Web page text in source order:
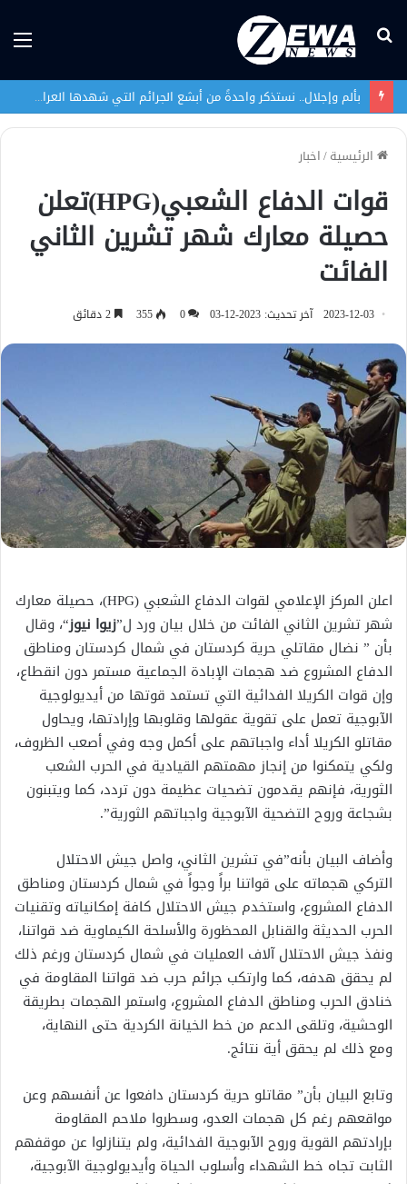
بحث
بألم وإجلال.. نستذكر واحدةً من أبشع الجرائم التي شهدها العراق في تاريخه الحديث
الرئيسية/اخبار
قوات الدفاع الشعبي(HPG)تعلن
حصيلة معارك شهر تشرين الثاني
الفائت
2023-12-03 آخر تحديث: 2023-12-03 0
355
اعلن المركز الإعلامي لقوات الدفاع الشعبي (HPG)، حصيلة معارك
شهر تشرين الثاني الفائت من خلال بيان ورد ل”زيوا نيوز“، وقال
بأن ” نضال مقاتلي حرية كردستان في شمال كردستان ومناطق
الدفاع المشروع ضد هجمات الإبادة الجماعية مستمر دون انقطاع،
وإن قوات الكريلا الفدائية التي تستمد قوتها من أيديولوجية
الآبوجية تعمل على تقوية عقولها وقلوبها وإرادتها، ويحاول
مقاتلو الكريلا أداء واجباتهم على أكمل وجه وفي أصعب الظروف،
ولكي يتمكنوا من إنجاز مهمتهم القيادية في الحرب الشعب
الثورية، فإنهم يقدمون تضحيات عظيمة دون تردد، كما ويتبنون
بشجاعة وروح التضحية الآبوجية واجباتهم الثورية”.
وأضاف البيان بأنه”في تشرين الثاني، واصل جيش الاحتلال
التركي هجماته على قواتنا براً وجواً في شمال كردستان ومناطق
الدفاع المشروع، واستخدم جيش الاحتلال كافة إمكانياته وتقنيات
الحرب الحديثة والقنابل المحظورة والأسلحة الكيماوية ضد قواتنا،
ونفذ جيش الاحتلال آلاف العمليات في شمال كردستان ورغم ذلك
لم يحقق هدفه، كما وارتكب جرائم حرب ضد قواتنا المقاومة في
خنادق الحرب ومناطق الدفاع المشروع، واستمر الهجمات بطريقة
الوحشية، وتلقى الدعم من خط الخيانة الكردية حتى النهاية،
ومع ذلك لم يحقق أية نتائج.
وتابع البيان بأن” مقاتلو حرية كردستان دافعوا عن أنفسهم وعن
مواقعهم رغم كل هجمات العدو، وسطروا ملاحم المقاومة
بإرادتهم القوية وروح الآبوجية الفدائية، ولم يتنازلوا عن موقفهم
الثابت تجاه خط الشهداء وأسلوب الحياة وأيديولوجية الآبوجية،